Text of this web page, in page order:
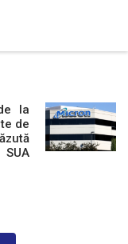
la
de